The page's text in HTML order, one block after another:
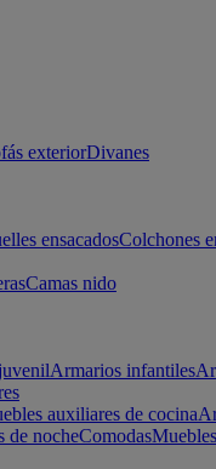
exteriorDivanes
ensacadosColchones
Camas nido
Armarios infantiles
auxiliares de cocina
de nocheComodas